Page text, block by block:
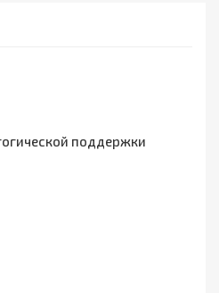
поддержки